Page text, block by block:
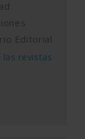
Editorial
las revistas